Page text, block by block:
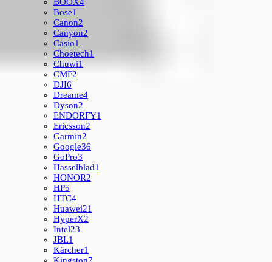
BOOX4
Bose1
Canon2
Canyon2
Casio1
Choetech1
Chuwi1
CMF2
DJI6
Dreame4
Dyson2
ENDORFY1
Ericsson2
Garmin2
Google36
GoPro3
Hasselblad1
HONOR2
HP5
HTC4
Huawei21
HyperX2
Intel23
JBL1
Kärcher1